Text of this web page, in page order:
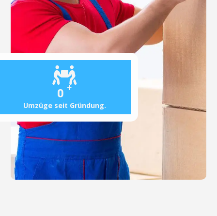
0 +
Umzüge seit Gründung.